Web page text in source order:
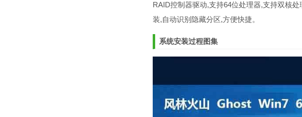
RAID控制器驱动,支持64位处理器,支持双核
装,自动识别隐藏分区,方便快捷。
系统安装过程图集